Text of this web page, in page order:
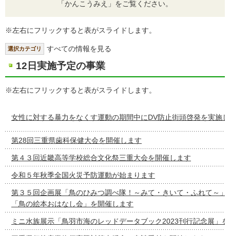
「かんこうみえ」をご覧ください。
※左右にフリックすると表がスライドします。
選択カテゴリ すべての情報を見る
12日実施予定の事業
※左右にフリックすると表がスライドします。
女性に対する暴力をなくす運動の期間中にDV防止街頭啓発を実施
第28回三重県歯科保健大会を開催します
第４３回近畿高等学校総合文化祭三重大会を開催します
令和５年秋季全国火災予防運動が始まります
第３５回企画展「鳥のひみつ調べ隊！～みて・きいて・ふれて～」
「鳥の絵本おはなし会」を開催します
ミニ水族展示「鳥羽市海のレッドデータブック2023刊行記念展」